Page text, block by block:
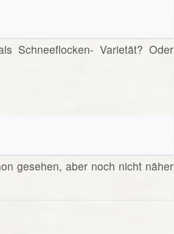
Schneeflocken- Varietät? Oder
gesehen, aber noch nicht näher